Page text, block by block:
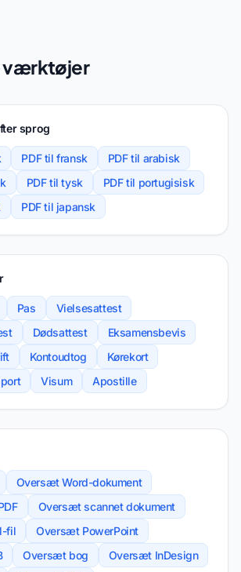
værktøjer
sprog
PDF til fransk
PDF til arabisk
PDF til tysk
PDF til portugisisk
PDF til japansk
Pas
Vielsesattest
Dødsattest
Eksamensbevis
Kontoudtog
Kørekort
Visum Apostille
Oversæt Word-dokument
Oversæt scannet dokument
fil
Oversæt PowerPoint
Oversæt bog
Oversæt InDesign